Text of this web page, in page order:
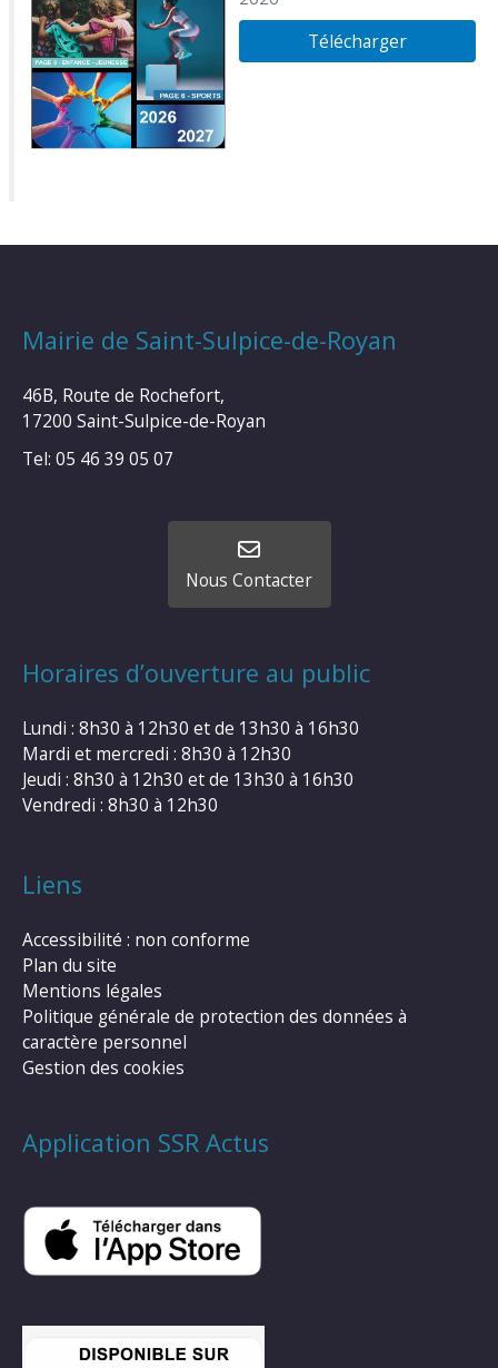
Télécharger
Mairie de Saint-Sulpice-de-Royan
46B, Route de Rochefort,
17200 Saint-Sulpice-de-Royan
Tel: 05 46 39 05 07
Nous Contacter
Horaires d’ouverture au public
Lundi : 8h30 à 12h30 et de 13h30 à 16h30
Mardi et mercredi : 8h30 à 12h30
Jeudi : 8h30 à 12h30 et de 13h30 à 16h30
Vendredi : 8h30 à 12h30
Liens
Accessibilité : non conforme
Plan du site
Mentions légales
Politique générale de protection des données à
caractère personnel
Gestion des cookies
Application SSR Actus